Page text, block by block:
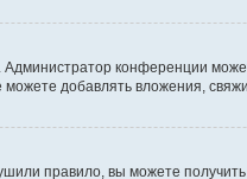
конференции
добавлять вложения,
правило, вы можете